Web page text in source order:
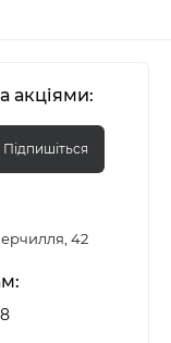
акціями:
Підпишіться
42